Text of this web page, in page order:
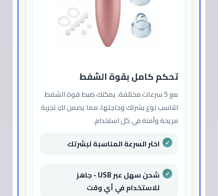
تحكم كامل بقوة الشفط
مع 5 سرعات مختلفة، يمكنك ضبط قوة الشفط
لتناسب نوع بشرتك وحاجتها، مما يضمن لكِ تجربة
مريحة وآمنة في كل استخدام.
اختر السرعة المناسبة لبشرتك
شحن سهل عبر USB - جاهز
للاستخدام في أي وقت